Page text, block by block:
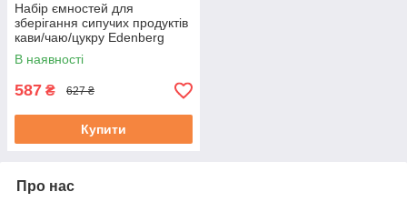
Набір ємностей для
зберігання сипучих продуктів
кави/чаю/цукру Edenberg
(EB-141)
В наявності
587 ₴ 627 ₴
Купити
Про нас